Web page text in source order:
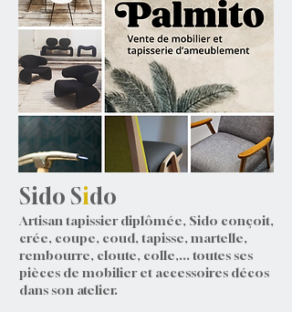
Sido Sido
Artisan tapissier diplômée, Sido conçoit,
crée, coupe, coud, tapisse, martelle,
rembourre, cloute, colle,... toutes ses
pièces de mobilier et accessoires décos
dans son atelier.